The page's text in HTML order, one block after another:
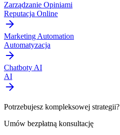
Zarządzanie Opiniami
Reputacja Online
Marketing Automation
Automatyzacja
Chatboty AI
AI
Potrzebujesz kompleksowej strategii?
Umów bezpłatną konsultację